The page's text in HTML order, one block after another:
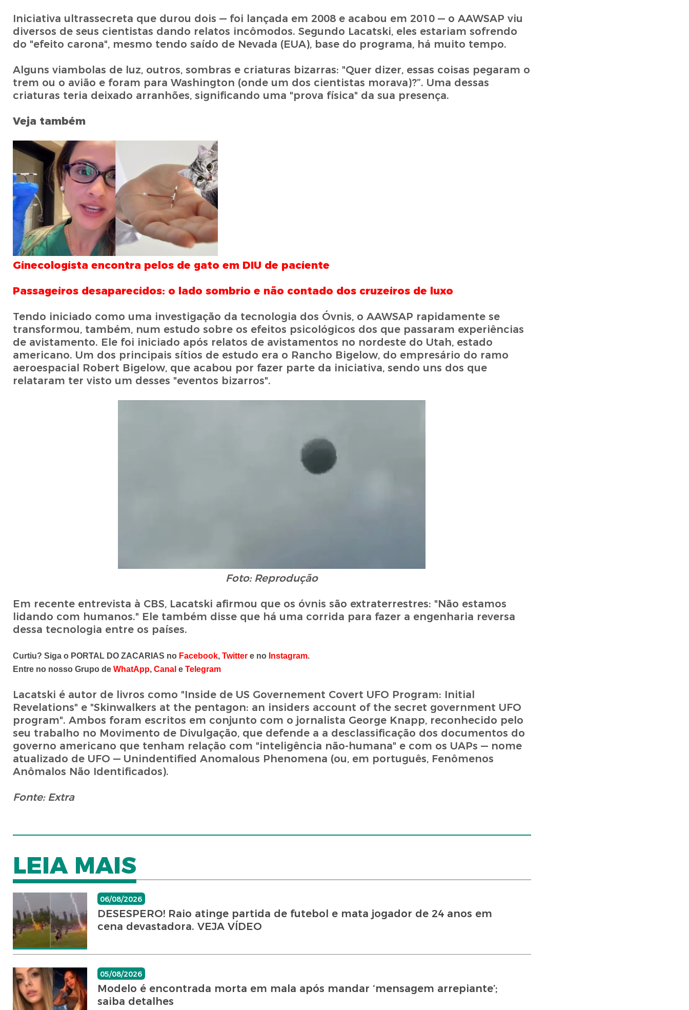
Iniciativa ultrassecreta que durou dois — foi lançada em 2008 e acabou em 2010 — o AAWSAP viu
diversos de seus cientistas dando relatos incômodos. Segundo Lacatski, eles estariam sofrendo
do "efeito carona", mesmo tendo saído de Nevada (EUA), base do programa, há muito tempo.
Alguns viambolas de luz, outros, sombras e criaturas bizarras: "Quer dizer, essas coisas pegaram o
trem ou o avião e foram para Washington (onde um dos cientistas morava)?”. Uma dessas
criaturas teria deixado arranhões, significando uma "prova física" da sua presença.
Veja também
Ginecologista encontra pelos de gato em DIU de paciente
Passageiros desaparecidos: o lado sombrio e não contado dos cruzeiros de luxo
Tendo iniciado como uma investigação da tecnologia dos Óvnis, o AAWSAP rapidamente se
transformou, também, num estudo sobre os efeitos psicológicos dos que passaram experiências
de avistamento. Ele foi iniciado após relatos de avistamentos no nordeste do Utah, estado
americano. Um dos principais sítios de estudo era o Rancho Bigelow, do empresário do ramo
aeroespacial Robert Bigelow, que acabou por fazer parte da iniciativa, sendo uns dos que
relataram ter visto um desses "eventos bizarros".
Foto: Reprodução
Em recente entrevista à CBS, Lacatski afirmou que os óvnis são extraterrestres: "Não estamos
lidando com humanos." Ele também disse que há uma corrida para fazer a engenharia reversa
dessa tecnologia entre os países.
Curtiu? Siga o PORTAL DO ZACARIAS no Facebook, Twittere no Instagram.
Entre no nosso Grupo de WhatApp, Canal e Telegram
Lacatski é autor de livros como "Inside de US Governement Covert UFO Program: Initial
Revelations" e "Skinwalkers at the pentagon: an insiders account of the secret government UFO
program". Ambos foram escritos em conjunto com o jornalista George Knapp, reconhecido pelo
seu trabalho no Movimento de Divulgação, que defende a a desclassificação dos documentos do
governo americano que tenham relação com "inteligência não-humana" e com os UAPs — nome
atualizado de UFO — Unindentified Anomalous Phenomena (ou, em português, Fenômenos
Anômalos Não Identificados).
Fonte: Extra
LEIA MAIS
06/08/2026
DESESPERO! Raio atinge partida de futebol e mata jogador de 24 anos em
cena devastadora. VEJA VÍDEO
05/08/2026
Modelo é encontrada morta em mala após mandar ‘mensagem arrepiante’;
saiba detalhes